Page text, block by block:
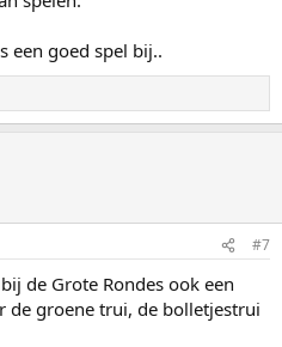
een goed spel bij..
#7
de Grote Rondes ook een
de groene trui, de bolletjestrui